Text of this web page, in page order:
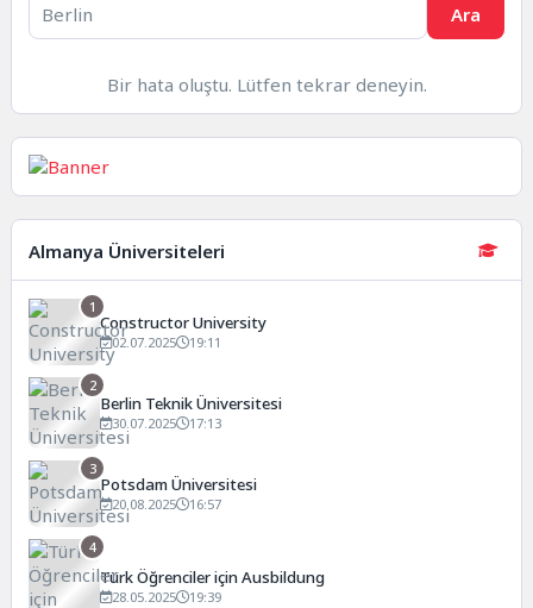
Ara
Bir hata oluştu. Lütfen tekrar deneyin.
Almanya Üniversiteleri
1
Constructor University
02.07.2025 19:11
2
Berlin Teknik Üniversitesi
30.07.2025 17:13
3
Potsdam Üniversitesi
20.08.2025 16:57
4
Türk Öğrenciler için Ausbildung
28.05.2025 19:39